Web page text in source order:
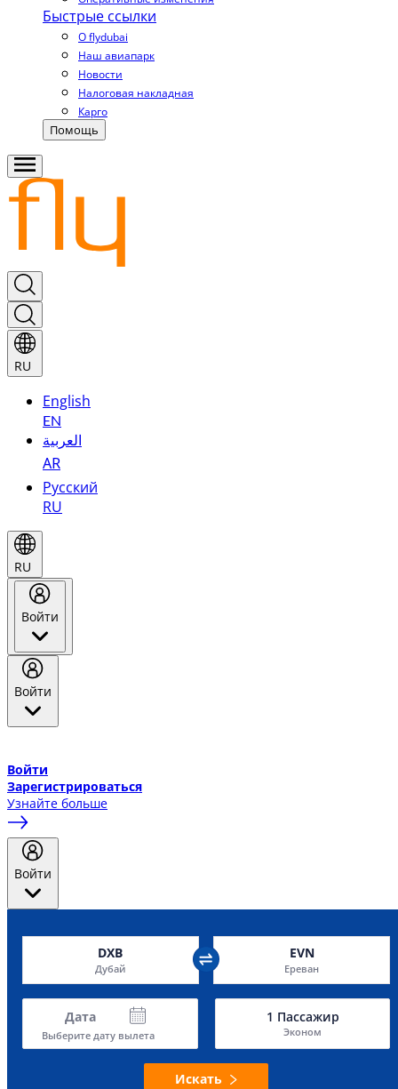
Быстрые ссылки
О flydubai
Наш авиапарк
Новости
Налоговая накладная
Карго
Помощь
RU
English
EN
العربية
AR
Русский
RU
RU
Войти
Войти
Войти
Зарегистрироваться
Узнайте больше
Войти
DXB
Дубай
EVN
Ереван
Дата
Выберите дату вылета
1 Пассажир
Эконом
Искать